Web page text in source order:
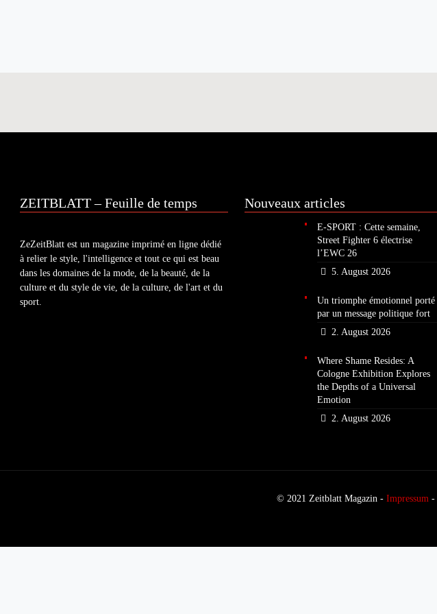
ZEITBLATT – Feuille de temps
ZeZeitBlatt est un magazine imprimé en ligne dédié
à relier le style, l'intelligence et tout ce qui est beau
dans les domaines de la mode, de la beauté, de la
culture et du style de vie, de la culture, de l'art et du
sport.
Nouveaux articles
E-SPORT : Cette semaine,
Street Fighter 6 électrise
l’EWC 26
5. August 2026
Un triomphe émotionnel porté
par un message politique fort
2. August 2026
Where Shame Resides: A
Cologne Exhibition Explores
the Depths of a Universal
Emotion
2. August 2026
© 2021 Zeitblatt Magazin - Impressum -